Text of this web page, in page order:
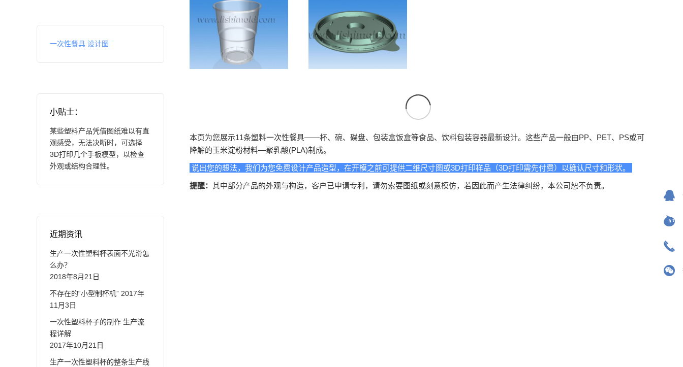
航空杯设计图 塑料杯盖设计图
本页为您展示11条塑料一次性餐具——杯、碗、碟盘、包装盒饭盒等食品、饮料包装容器最新设计。这些产品一般由PP、PET、PS或可
降解的玉米淀粉材料—聚乳酸(PLA)制成。
说出您的想法，我们为您免费设计产品造型，在开模之前可提供二维尺寸图或3D打印样品（3D打印需先付费）以确认尺寸和形状。
提醒： 其中部分产品的外观与构造，客户已申请专利，请勿索要图纸或刻意模仿，若因此而产生法律纠纷，本公司恕不负责。
一次性餐具 设计图
小贴士：
某些塑料产品凭借图纸难以有直
观感受，无法决断时，可选择
3D打印几个手板模型，以检查
外观或结构合理性。
近期资讯
生产一次性塑料杯表面不光滑怎
么办？
2018年8月21日
不存在的“小型制杯机” 2017年
11月3日
一次性塑料杯子的制作 生产流
程详解
2017年10月21日
生产一次性塑料杯的整条生产线